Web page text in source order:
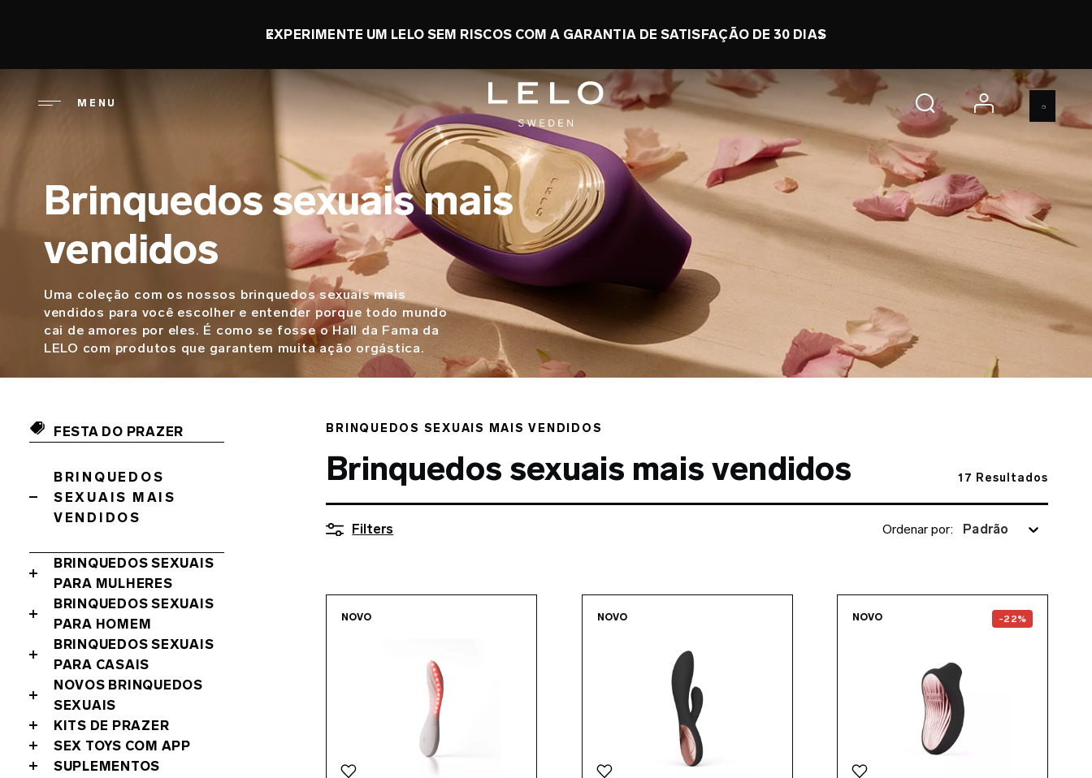
conteúdo
DIA DO ORGASMO: ECONOMIZE ATÉ 50% + GANHE UM TOY GRÁTIS 1 d 0 h 22 m 17 s COMPRE JÁ
MENU account
Brinquedos sexuais mais
vendidos
Descrição
Uma coleção com os nossos brinquedos sexuais mais
vendidos para você escolher e entender porque todo mundo
cai de amores por eles. É como se fosse o Hall da Fama da
LELO com produtos que garantem muita ação orgástica.
FESTA DO PRAZER
BRINQUEDOS
SEXUAIS MAIS
VENDIDOS
BRINQUEDOS SEXUAIS
PARA MULHERES
BRINQUEDOS SEXUAIS
PARA HOMEM
BRINQUEDOS SEXUAIS
PARA CASAIS
NOVOS BRINQUEDOS
SEXUAIS
KITS DE PRAZER
SEX TOYS COM APP
SUPLEMENTOS
BRINQUEDOS SEXUAIS MAIS VENDIDOS
Brinquedos sexuais mais vendidos 17 Resultados
Filters Ordenar por: Padrão
NOVO NOVO NOVO -22%